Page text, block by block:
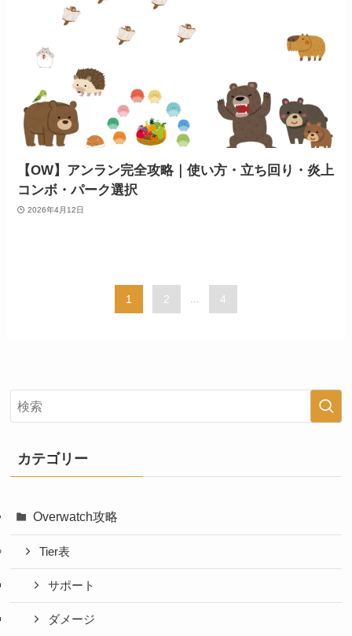
【OW】アンラン完全攻略｜使い方・立ち回り・炎上
コンボ・パーク選択
2026年4月12日
1 2 ... 4
カテゴリー
Overwatch攻略
Tier表
サポート
ダメージ